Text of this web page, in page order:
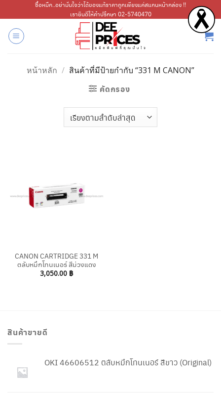
ไป
เนื้อหา
ซื้อหมึก..อย่ามั่นใจว่าได้ของแท้ราคาถูกเพียงแค่สแกนหน้ากล่อง !!
เรายินดีให้คำปรึกษา 02-5740470
หน้าหลัก / สินค้าที่มีป้ายกำกับ “331 M CANON”
คัดกรอง
CANON CARTRIDGE 331 M
ตลับหมึกโทนเนอร์ สีม่วงแดง
3,050.00 ฿
สินค้าขายดี
OKI 46606512 ตลับหมึกโทนเนอร์ สีขาว (Original)